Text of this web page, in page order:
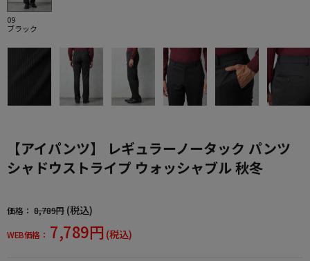
09
ブラック
【アイパンツ】 レギュラーノータック パンツ
シャドウストライプ ウォッシャブル 秋冬
価格： 8,789円 (税込)
WEB価格： 7,789円 (税込)